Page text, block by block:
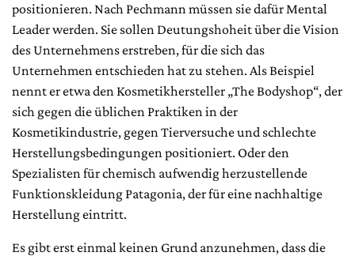
positionieren. Nach Pechmann müssen sie dafür Mental
Leader werden. Sie sollen Deutungshoheit über die Vision
des Unternehmens erstreben, für die sich das
Unternehmen entschieden hat zu stehen. Als Beispiel
nennt er etwa den Kosmetikhersteller „The Bodyshop“, der
sich gegen die üblichen Praktiken in der
Kosmetikindustrie, gegen Tierversuche und schlechte
Herstellungsbedingungen positioniert. Oder den
Spezialisten für chemisch aufwendig herzustellende
Funktionskleidung Patagonia, der für eine nachhaltige
Herstellung eintritt.
Es gibt erst einmal keinen Grund anzunehmen, dass die